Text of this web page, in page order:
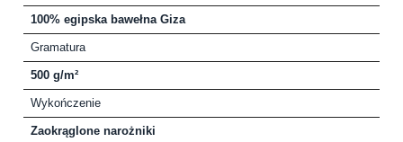
100% egipska bawełna Giza
Gramatura
500 g/m²
Wykończenie
Zaokrąglone narożniki